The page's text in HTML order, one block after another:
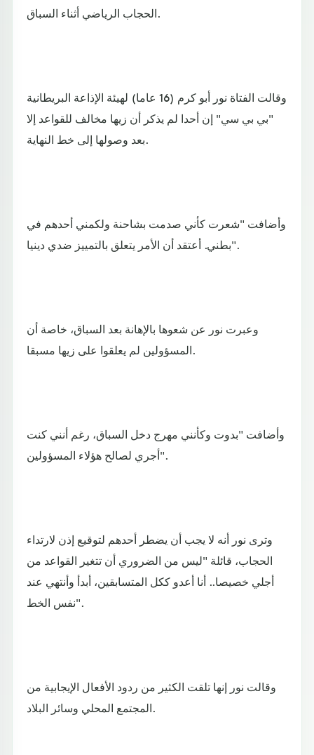
الحجاب الرياضي أثناء السباق.
وقالت الفتاة نور أبو كرم (16 عاما) لهيئة الإذاعة البريطانية
"بي بي سي" إن أحدا لم يذكر أن زيها مخالف للقواعد إلا
بعد وصولها إلى خط النهاية.
وأضافت "شعرت كأني صدمت بشاحنة ولكمني أحدهم في
بطني. أعتقد أن الأمر يتعلق بالتمييز ضدي دينيا".
وعبرت نور عن شعوها بالإهانة بعد السباق، خاصة أن
المسؤولين لم يعلقوا على زيها مسبقا.
وأضافت "بدوت وكأنني مهرج دخل السباق، رغم أنني كنت
أجري لصالح هؤلاء المسؤولين".
وترى نور أنه لا يجب أن يضطر أحدهم لتوقيع إذن لارتداء
الحجاب، قائلة "ليس من الضروري أن تتغير القواعد من
أجلي خصيصا.. أنا أعدو ككل المتسابقين، أبدأ وأنتهي عند
نفس الخط".
وقالت نور إنها تلقت الكثير من ردود الأفعال الإيجابية من
المجتمع المحلي وسائر البلاد.